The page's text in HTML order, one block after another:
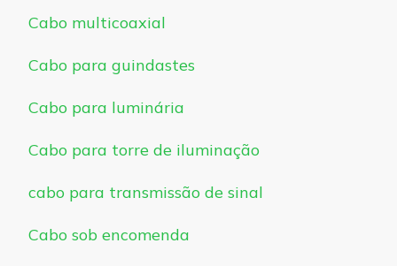
Cabo multicoaxial
Cabo para guindastes
Cabo para luminária
Cabo para torre de iluminação
cabo para transmissão de sinal
Cabo sob encomenda